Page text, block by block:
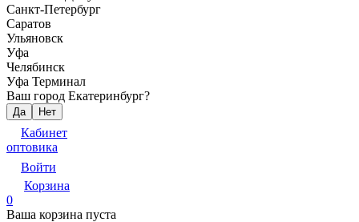
Санкт-Петербург
Саратов
Ульяновск
Уфа
Челябинск
Уфа Терминал
Ваш город Екатеринбург?
Да Нет
Кабинет
оптовика
Войти
Корзина
0
Ваша корзина пуста